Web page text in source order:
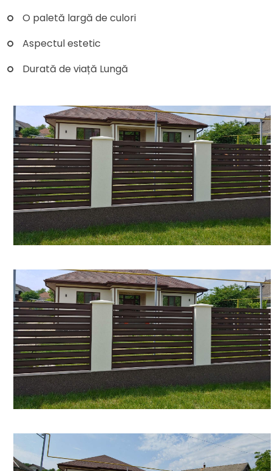
O paletă largă de culori
Aspectul estetic
Durată de viață Lungă